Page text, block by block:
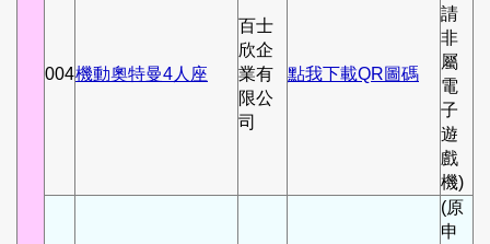
004機動奧特曼4人座
百士
欣企
業有
限公
司
點我下載QR圖碼
請
非
屬
電
子
遊
戲
機)
(原
申